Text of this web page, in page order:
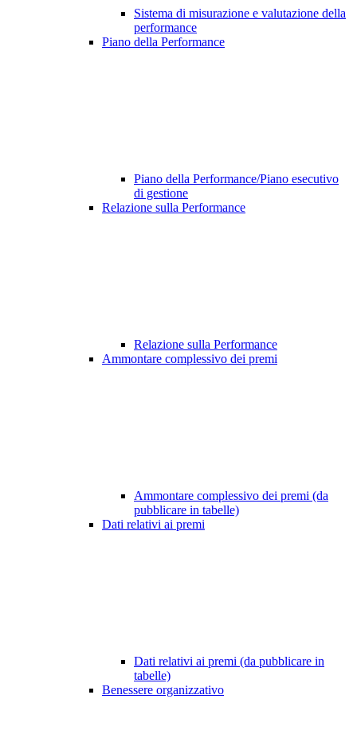
Sistema di misurazione e valutazione della
performance
Piano della Performance
Piano della Performance/Piano esecutivo
di gestione
Relazione sulla Performance
Relazione sulla Performance
Ammontare complessivo dei premi
Ammontare complessivo dei premi (da
pubblicare in tabelle)
Dati relativi ai premi
Dati relativi ai premi (da pubblicare in
tabelle)
Benessere organizzativo